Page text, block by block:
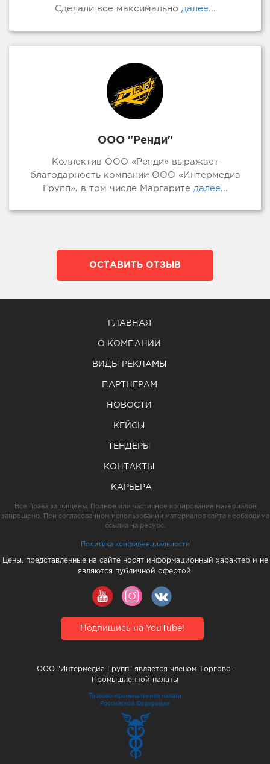
Сделали все максимально далее...
ООО "Ренди"
Коллектив ООО «Ренди» выражает
благодарность компании ООО «Интермедиа
Групп», в том числе Маргарите далее...
ОСТАВИТЬ ОТЗЫВ
ГЛАВНАЯ
О КОМПАНИИ
ВИДЫ РЕКЛАМЫ
ПАРТНЕРАМ
НОВОСТИ
КЕЙСЫ
ТЕНДЕРЫ
КОНТАКТЫ
КАРЬЕРА
Все права защищены. Полное или частичное копирование материалов
запрещено. При согласованном использовании материалов сайта необходима
ссылка на ресурс.
Политика конфиденциальности
Цены, представленные на сайте носят информационный характер и не
являются публичной офертой.
Подпишись на YouTube!
ООО "Интермедиа Групп" является членом Торгово-
Промышленной палаты